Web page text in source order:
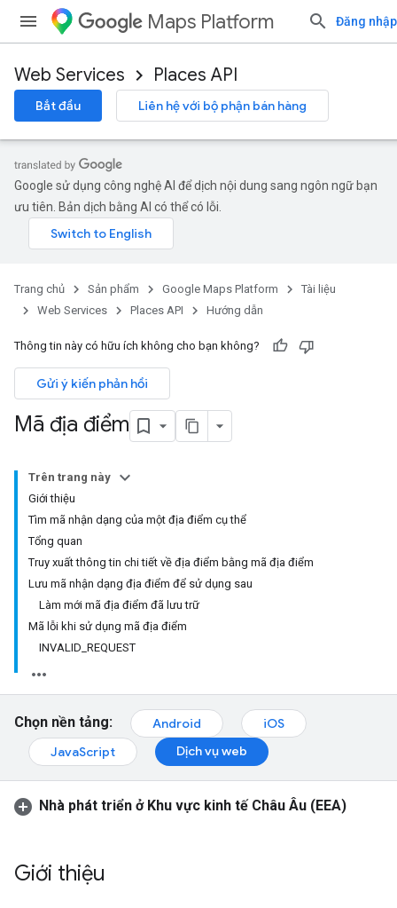
Maps Platform Đăng nhập
Web Services Places API
Bắt đầu Liên hệ với bộ phận bán hàng
Google sử dụng công nghệ AI để dịch nội dung sang ngôn ngữ bạn
ưu tiên. Bản dịch bằng AI có thể có lỗi.
Trang chủ Sản phẩm Google Maps Platform
Tài liệu
Web Services
Places API Hướng dẫn
Thông tin này có hữu ích không cho bạn không?
Gửi ý kiến phản hồi
Mã địa điểm
Trên trang này
Giới thiệu
Tìm mã nhận dạng của một địa điểm cụ thể
Tổng quan
Truy xuất thông tin chi tiết về địa điểm bằng mã địa điểm
Lưu mã nhận dạng địa điểm để sử dụng sau
Làm mới mã địa điểm đã lưu trữ
Mã lỗi khi sử dụng mã địa điểm
INVALID_REQUEST
Chọn nền tảng: Android
iOS
JavaScript
Dịch vụ web
Nhà phát triển ở Khu vực kinh tế Châu Âu (EEA)
Giới thiệu